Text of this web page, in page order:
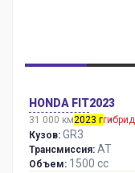
HONDA FIT2023
31 000 км2023 ггибрид
Кузов: GR3
Трансмиссия: AT
Объем: 1500 сс